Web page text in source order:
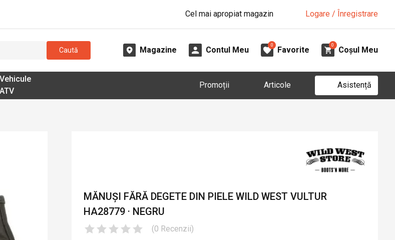
Cel mai apropiat magazin Logare / Înregistrare
Caută Magazine Contul Meu
0
Favorite
0
Coșul Meu
Vehicule
ATV
Promoții Articole Asistență
MĂNUȘI FĂRĂ DEGETE DIN PIELE WILD WEST VULTUR
HA28779 · NEGRU
(0 Recenzii)